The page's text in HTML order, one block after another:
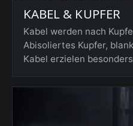
KABEL & KUPFER
Kabel werden nach
Abisoliertes Kupfer,
Kabel erzielen